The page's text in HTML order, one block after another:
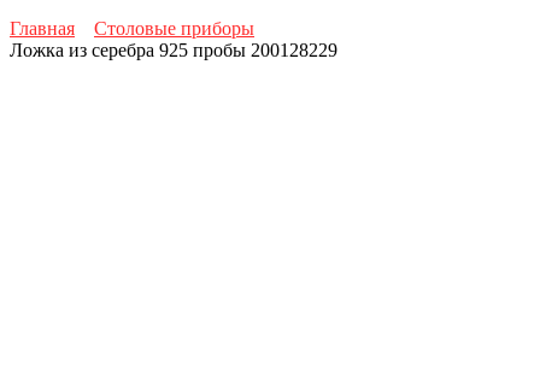
Главная
Столовые приборы
Ложка из серебра 925 пробы 200128229